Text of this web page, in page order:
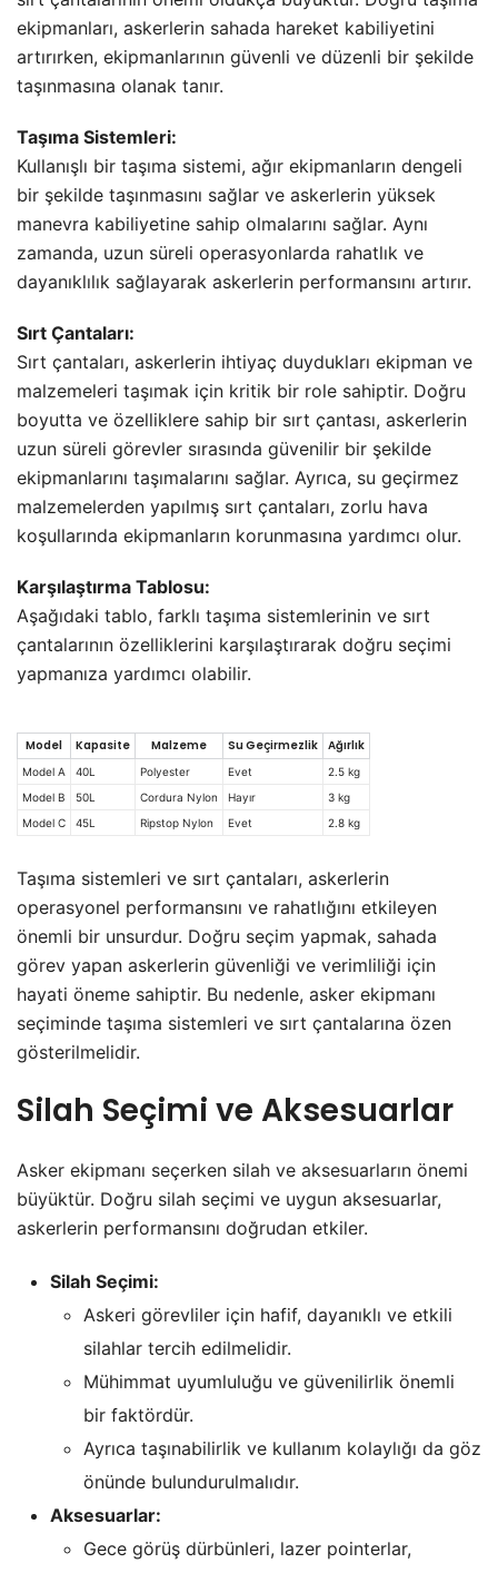
ekipmanları, askerlerin sahada hareket kabiliyetini
artırırken, ekipmanlarının güvenli ve düzenli bir şekilde
taşınmasına olanak tanır.
Taşıma Sistemleri:
Kullanışlı bir taşıma sistemi, ağır ekipmanların dengeli
bir şekilde taşınmasını sağlar ve askerlerin yüksek
manevra kabiliyetine sahip olmalarını sağlar. Aynı
zamanda, uzun süreli operasyonlarda rahatlık ve
dayanıklılık sağlayarak askerlerin performansını artırır.
Sırt Çantaları:
Sırt çantaları, askerlerin ihtiyaç duydukları ekipman ve
malzemeleri taşımak için kritik bir role sahiptir. Doğru
boyutta ve özelliklere sahip bir sırt çantası, askerlerin
uzun süreli görevler sırasında güvenilir bir şekilde
ekipmanlarını taşımalarını sağlar. Ayrıca, su geçirmez
malzemelerden yapılmış sırt çantaları, zorlu hava
koşullarında ekipmanların korunmasına yardımcı olur.
Karşılaştırma Tablosu:
Aşağıdaki tablo, farklı taşıma sistemlerinin ve sırt
çantalarının özelliklerini karşılaştırarak doğru seçimi
yapmanıza yardımcı olabilir.
Model Kapasite Malzeme Su Geçirmezlik Ağırlık
Model A 40L Polyester Evet
2.5 kg
Model B
50L Cordura Nylon Hayır
3 kg
Model C
45L Ripstop Nylon Evet 2.8 kg
Taşıma sistemleri ve sırt çantaları, askerlerin
operasyonel performansını ve rahatlığını etkileyen
önemli bir unsurdur. Doğru seçim yapmak, sahada
görev yapan askerlerin güvenliği ve verimliliği için
hayati öneme sahiptir. Bu nedenle, asker ekipmanı
seçiminde taşıma sistemleri ve sırt çantalarına özen
gösterilmelidir.
Silah Seçimi ve Aksesuarlar
Asker ekipmanı seçerken silah ve aksesuarların önemi
büyüktür. Doğru silah seçimi ve uygun aksesuarlar,
askerlerin performansını doğrudan etkiler.
Silah Seçimi:
Askeri görevliler için hafif, dayanıklı ve etkili
silahlar tercih edilmelidir.
Mühimmat uyumluluğu ve güvenilirlik önemli
bir faktördür.
Ayrıca taşınabilirlik ve kullanım kolaylığı da göz
önünde bulundurulmalıdır.
Aksesuarlar:
Gece görüş dürbünleri, lazer pointerlar,